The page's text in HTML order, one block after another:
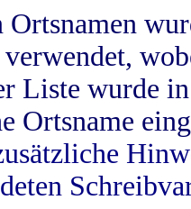
Ortsnamen
Liste wurde
Ortsname